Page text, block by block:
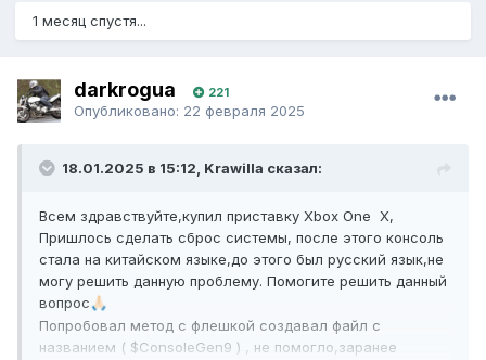
1 месяц спустя...
darkrogua 221
Опубликовано: 22 февраля 2025
18.01.2025 в 15:12, Krawilla сказал:
Всем здравствуйте,купил приставку Xbox One X,
Пришлось сделать сброс системы, после этого консоль
стала на китайском языке,до этого был русский язык,не
могу решить данную проблему. Помогите решить данный
вопрос 🙏🏻
Попробовал метод с флешкой создавал файл с
названием ( $ConsoleGen9 ) , не помогло,заранее